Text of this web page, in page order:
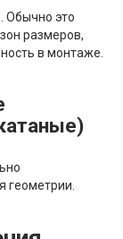
Обычно это
размеров,
в монтаже.
геометрии.